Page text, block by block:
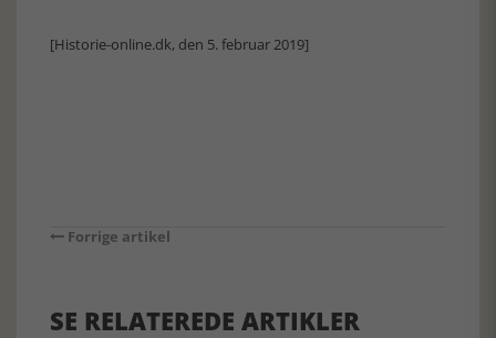
[Historie-online.dk, den 5. februar 2019]
Forrige artikel
SE RELATEREDE ARTIKLER